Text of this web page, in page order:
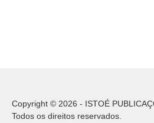
Copyright © 2026 - ISTOÉ
Todos os direitos reservados.